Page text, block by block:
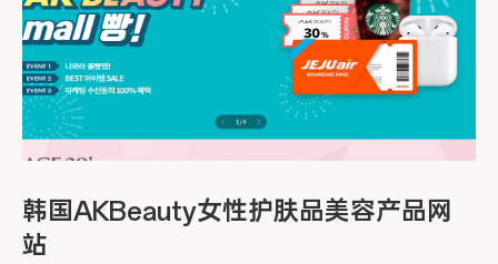
韩国AKBeauty女性护肤品美容产品网
站